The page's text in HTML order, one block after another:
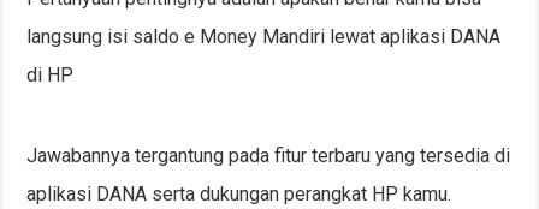
langsung isi saldo e Money Mandiri lewat aplikasi DANA
di HP
Jawabannya tergantung pada fitur terbaru yang tersedia di
aplikasi DANA serta dukungan perangkat HP kamu.